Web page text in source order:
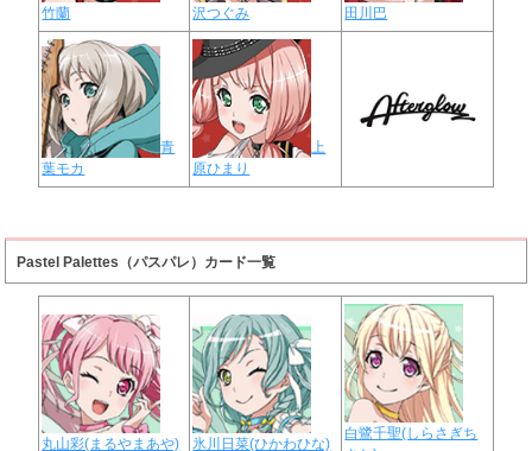
竹蘭
沢つぐみ
田川巴
青
葉モカ
上
原ひまり
Pastel Palettes（パスパレ）カード一覧
丸山彩(まるやまあや) 氷川日菜(ひかわひな)
白鷺千聖(しらさぎち